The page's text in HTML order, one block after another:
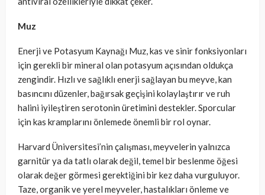
Muz
Enerji ve Potasyum Kaynağı Muz, kas ve sinir fonksiyonları
için gerekli bir mineral olan potasyum açısından oldukça
zengindir. Hızlı ve sağlıklı enerji sağlayan bu meyve, kan
basıncını düzenler, bağırsak geçişini kolaylaştırır ve ruh
halini iyileştiren serotonin üretimini destekler. Sporcular
için kas kramplarını önlemede önemli bir rol oynar.
Harvard Üniversitesi’nin çalışması, meyvelerin yalnızca
garnitür ya da tatlı olarak değil, temel bir beslenme öğesi
olarak değer görmesi gerektiğini bir kez daha vurguluyor.
Taze, organik ve yerel meyveler, hastalıkları önleme ve